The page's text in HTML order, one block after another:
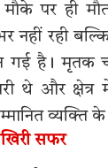
मौके पर ही
नहीं रही
गई है। मृतक
थे और
व्यक्ति
सफर